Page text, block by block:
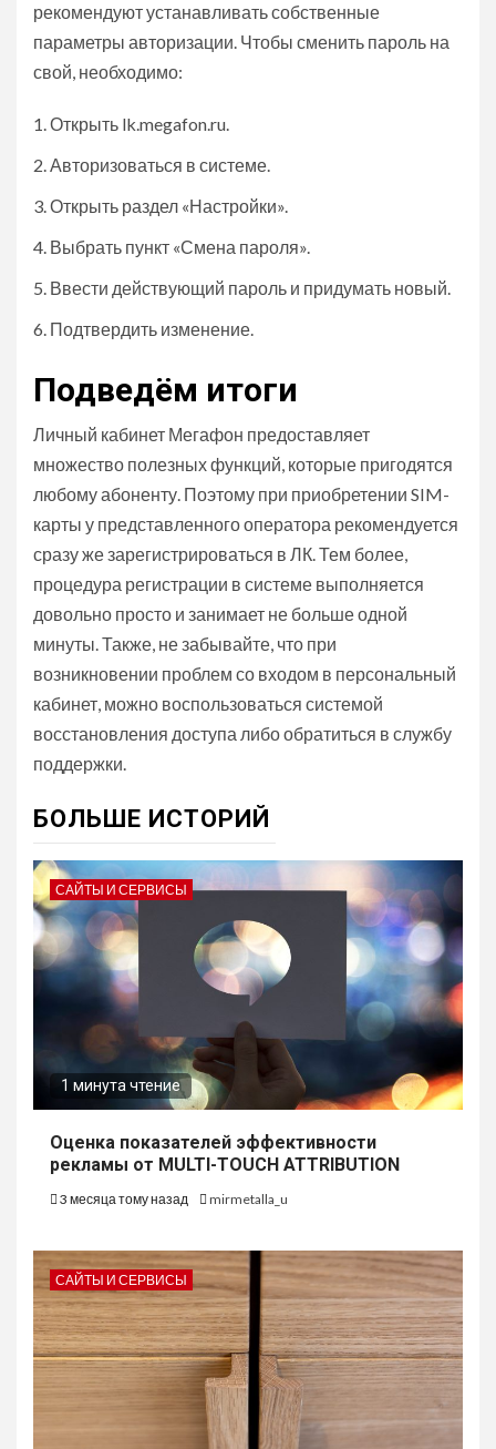
рекомендуют устанавливать собственные
параметры авторизации. Чтобы сменить пароль на
свой, необходимо:
Открыть lk.megafon.ru.
Авторизоваться в системе.
Открыть раздел «Настройки».
Выбрать пункт «Смена пароля».
Ввести действующий пароль и придумать новый.
Подтвердить изменение.
Подведём итоги
Личный кабинет Мегафон предоставляет
множество полезных функций, которые пригодятся
любому абоненту. Поэтому при приобретении SIM-
карты у представленного оператора рекомендуется
сразу же зарегистрироваться в ЛК. Тем более,
процедура регистрации в системе выполняется
довольно просто и занимает не больше одной
минуты. Также, не забывайте, что при
возникновении проблем со входом в персональный
кабинет, можно воспользоваться системой
восстановления доступа либо обратиться в службу
поддержки.
БОЛЬШЕ ИСТОРИЙ
САЙТЫ И СЕРВИСЫ
1 минута чтение
Оценка показателей эффективности
рекламы от MULTI-TOUCH ATTRIBUTION
3 месяца тому назад mirmetalla_u
САЙТЫ И СЕРВИСЫ